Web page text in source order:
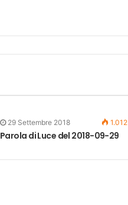
29 Settembre 2018 1.012
Parola di Luce del 2018-09-29